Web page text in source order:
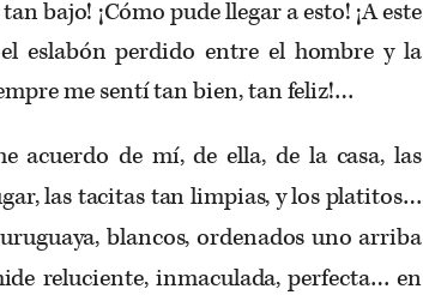
bajo! ¡Cómo pude llegar a esto! ¡A este
el eslabón perdido entre el hombre y la
me sentí tan bien, tan feliz!…
acuerdo de mí, de ella, de la casa, las
las tacitas tan limpias, y los platitos…
blancos, ordenados uno arriba
reluciente, inmaculada, perfecta… en